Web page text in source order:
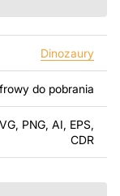
estetyce i
gotowych
Należy
Dinozaury
do pobrania
PNG, AI, EPS,
CDR